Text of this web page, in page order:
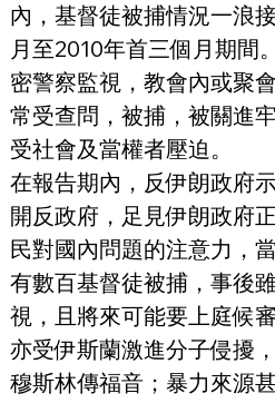
內，基督徒被捕情況一浪
月至2010年首三個月期間
密警察監視，教會內或聚
常受查問，被捕，被關進
受社會及當權者壓迫。
在報告期內，反伊朗政府
開反政府，足見伊朗政府
民對國內問題的注意力，
有數百基督徒被捕，事後
視，且將來可能要上庭候
亦受伊斯蘭激進分子侵擾
穆斯林傳福音；暴力來源